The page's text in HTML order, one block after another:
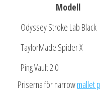
Modell
Odyssey Stroke Lab Black
TaylorMade Spider X
Ping Vault 2.0
Priserna för narrowmallet